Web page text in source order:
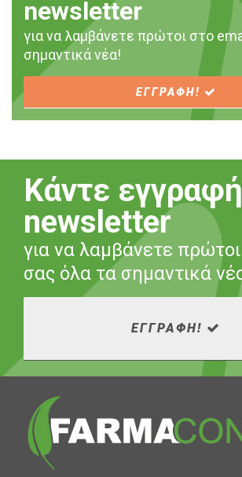
newsletter
για να λαμβάνετε πρώτοι στο
σημαντικά νέα!
ΕΓΓΡΑΦΗ!
Κάντε
newsletter
για να λαμβάνετε
σας όλα τα σημαντικά
ΕΓΓΡΑΦΗ!